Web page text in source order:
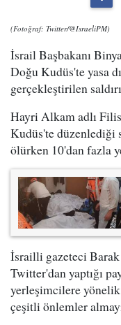
(Fotoğraf: Twitter/@IsraeliPM)
İsrail Başbakanı
Doğu Kudüs'te yasa
gerçekleştirilen
Hayri Alkam adlı
Kudüs'te düzenlediği
ölürken 10'dan fazla
İsrailli gazeteci
Twitter'dan yaptığı
yerleşimcilere yönelik
çeşitli önlemler